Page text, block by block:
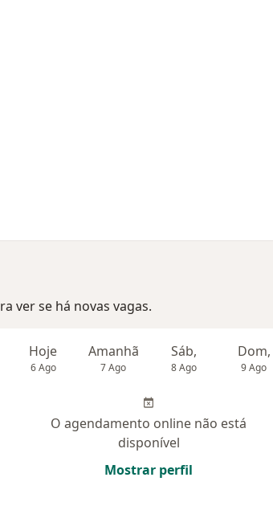
ver se há novas vagas.
Hoje
6 Ago
Amanhã
7 Ago
Sáb,
8 Ago
Dom,
9 Ago
O agendamento online não está
disponível
Mostrar perfil